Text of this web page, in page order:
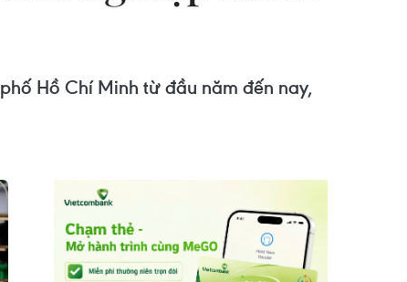
Hồ Chí Minh từ đầu năm đến nay,